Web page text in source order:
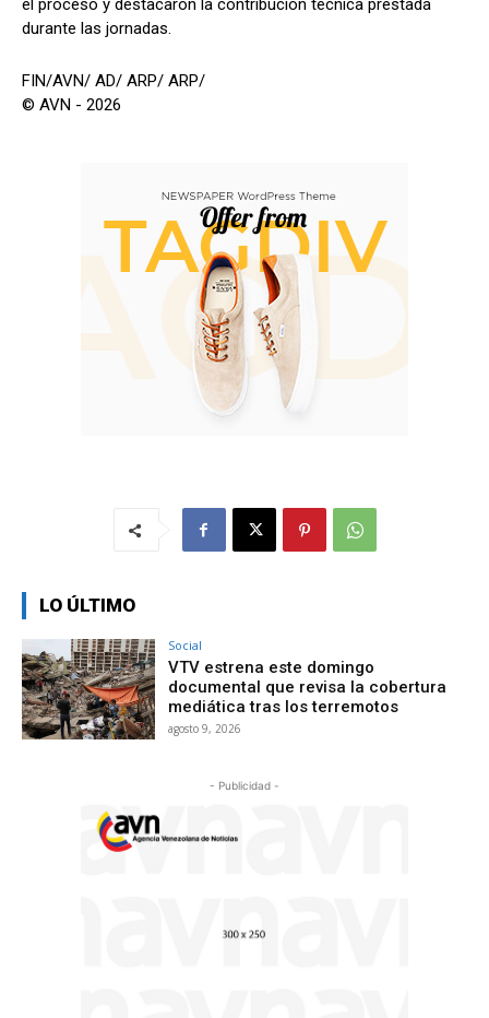
el proceso y destacaron la contribución técnica prestada
durante las jornadas.
FIN/AVN/ AD/ ARP/ ARP/
© AVN - 2026
LO ÚLTIMO
Social
VTV estrena este domingo
documental que revisa la cobertura
mediática tras los terremotos
agosto 9, 2026
- Publicidad -